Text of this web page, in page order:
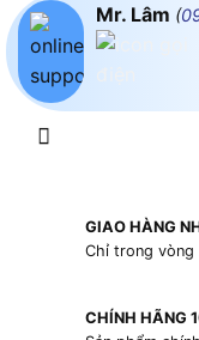
Mr. Lâm (
GIAO HÀNG
Chỉ trong vòng
CHÍNH HÃNG